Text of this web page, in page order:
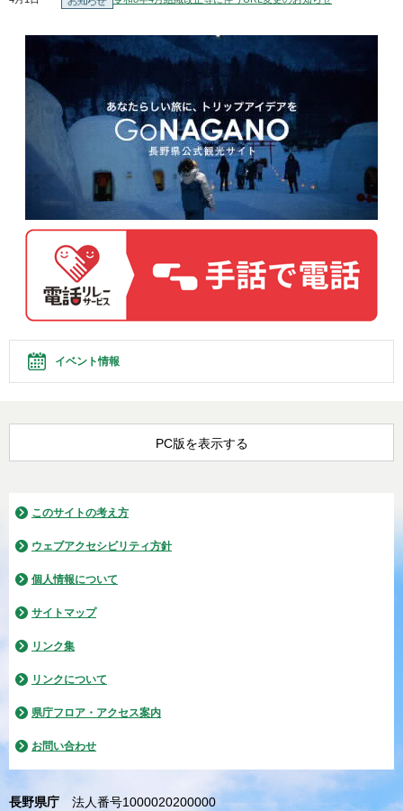
イベント情報
PC版を表示する
このサイトの考え方
ウェブアクセシビリティ方針
個人情報について
サイトマップ
リンク集
リンクについて
県庁フロア・アクセス案内
お問い合わせ
長野県庁 法人番号1000020200000